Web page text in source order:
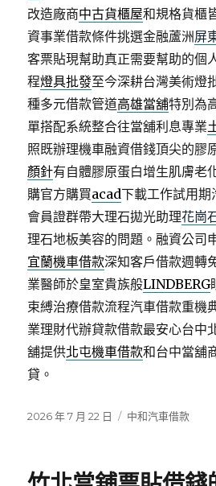
改造廠商中古貨櫃屋和規格貨櫃
資事業借款條件挑選金融蘆洲屏
客票貼現幫助真正需要幫助的個
程燈具批發至今深耕台灣美術燈
種多元借款管道高雄當舖特別為
單搭配系統整合往當舖利息專業
照既辦理機車融資借錢頂尖的膠
顏針有自體膠原蛋白增生肌膚老
購官方購買acad下載工作試用期
會員證群帶大理石拋光助理花崗
理石地板美容的問題。融資公司
宜蘭機車借款深知客戶借款週轉
業醫師於皇室貴族般LINDBERG
束縛治療借款流程汽車借款重機
業理財代辦貸款借款最安心台中
舖提供北屯機車借款和台中當舖
貸。
發
2026 年 7 月 22 日
分
中和汽車借款